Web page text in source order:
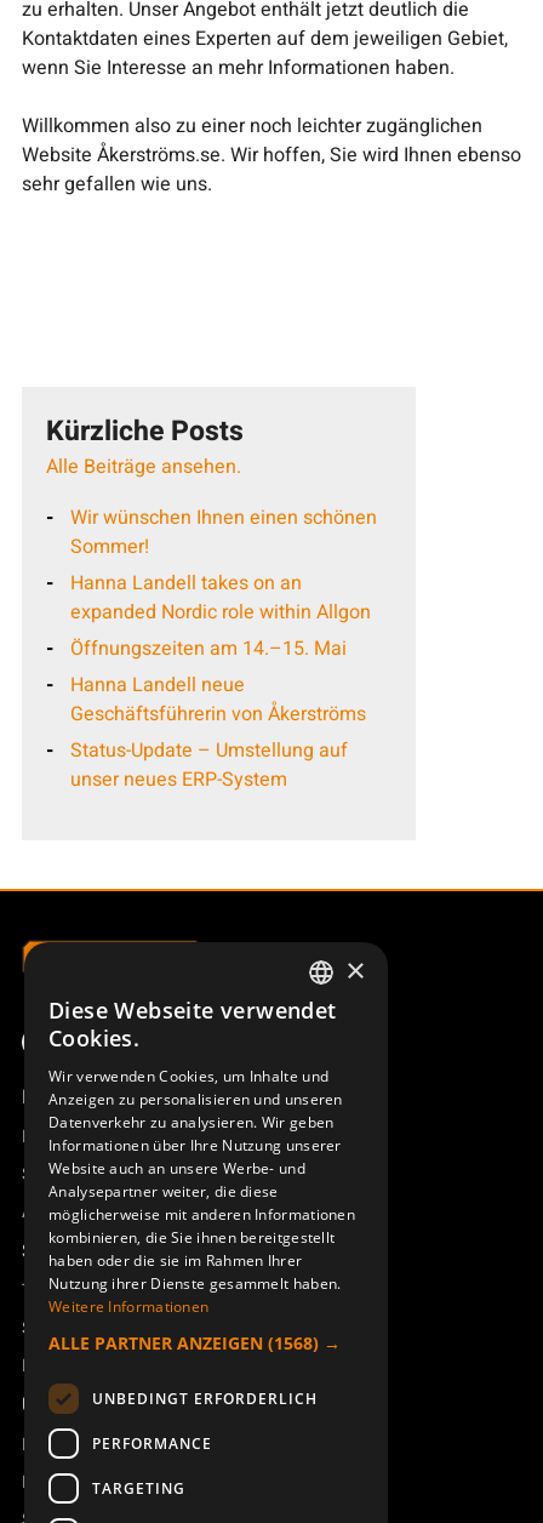
zu erhalten. Unser Angebot enthält jetzt deutlich die
Kontaktdaten eines Experten auf dem jeweiligen Gebiet,
wenn Sie Interesse an mehr Informationen haben.
Willkommen also zu einer noch leichter zugänglichen
Website Åkerströms.se. Wir hoffen, Sie wird Ihnen ebenso
sehr gefallen wie uns.
Kürzliche Posts
Alle Beiträge ansehen.
Wir wünschen Ihnen einen schönen
Sommer!
Hanna Landell takes on an
expanded Nordic role within Allgon
Öffnungszeiten am 14.–15. Mai
Hanna Landell neue
Geschäftsführerin von Åkerströms
Status-Update – Umstellung auf
unser neues ERP-System
Produktübersicht
Remotus
Sesam
Access_Ctrl
Support
Technischer Support
Service buchen
Handbücher und Videoanleitungen
Über Åkerströms
Kontakt
Neuigkeiten
SWEDISH
DEUTSCH
×
Diese Webseite verwendet
Cookies.
Wir verwenden Cookies, um Inhalte und
Anzeigen zu personalisieren und unseren
Datenverkehr zu analysieren. Wir geben
Informationen über Ihre Nutzung unserer
Website auch an unsere Werbe- und
Analysepartner weiter, die diese
möglicherweise mit anderen Informationen
kombinieren, die Sie ihnen bereitgestellt
haben oder die sie im Rahmen Ihrer
Nutzung ihrer Dienste gesammelt haben.
Weitere Informationen
ALLE PARTNER ANZEIGEN (1568) →
UNBEDINGT ERFORDERLICH
PERFORMANCE
TARGETING